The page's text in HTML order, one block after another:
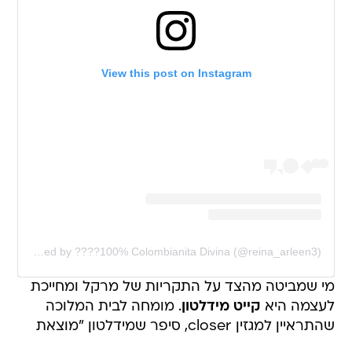
View this post on Instagram
מי שמביטה מהצד על התקריות של מרקל ומחייכת
לעצמה היא קייט מידלטון. מומחה לבית המלוכה
שהתראיין למגזין closer, סיפר שמידלטון "מוצאת